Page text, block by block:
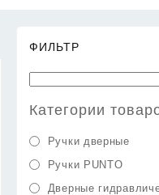
ФИЛЬТР
Категории
Ручки дверные
Ручки PUNTO
Дверные